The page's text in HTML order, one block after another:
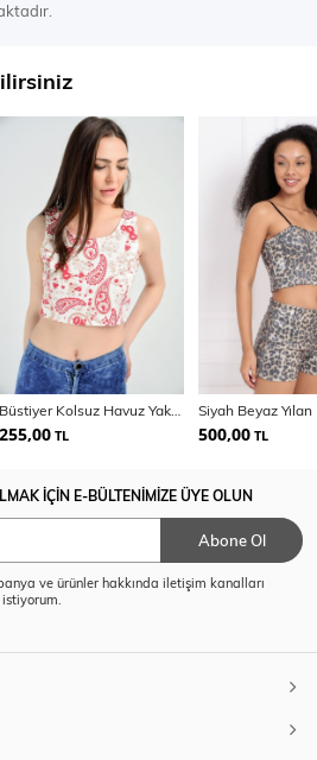
255,00 TL 500,00 TL
İÇİN E-BÜLTENİMİZE ÜYE OLUN
Abone Ol
ve ürünler hakkında iletişim kanalları